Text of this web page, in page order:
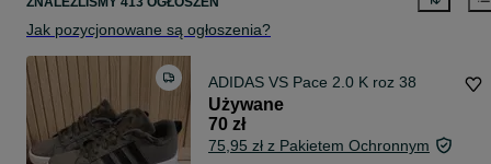
Jak pozycjonowane są ogłoszenia?
ADIDAS VS Pace 2.0 K roz 38
Używane
70 zł
75,95 zł z Pakietem Ochronnym